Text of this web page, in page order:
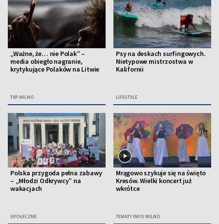
„Ważne, że… nie Polak” –
media obiegło nagranie,
krytykujące Polaków na Litwie
TVP WILNO
Psy na deskach surfingowych.
Nietypowe mistrzostwa w
Kalifornii
LIFESTYLE
Polska przygoda pełna zabawy
– „Młodzi Odkrywcy” na
wakacjach
SPOŁECZNE
Mrągowo szykuje się na święto
Kresów. Wielki koncert już
wkrótce
TEMATY INFO WILNO